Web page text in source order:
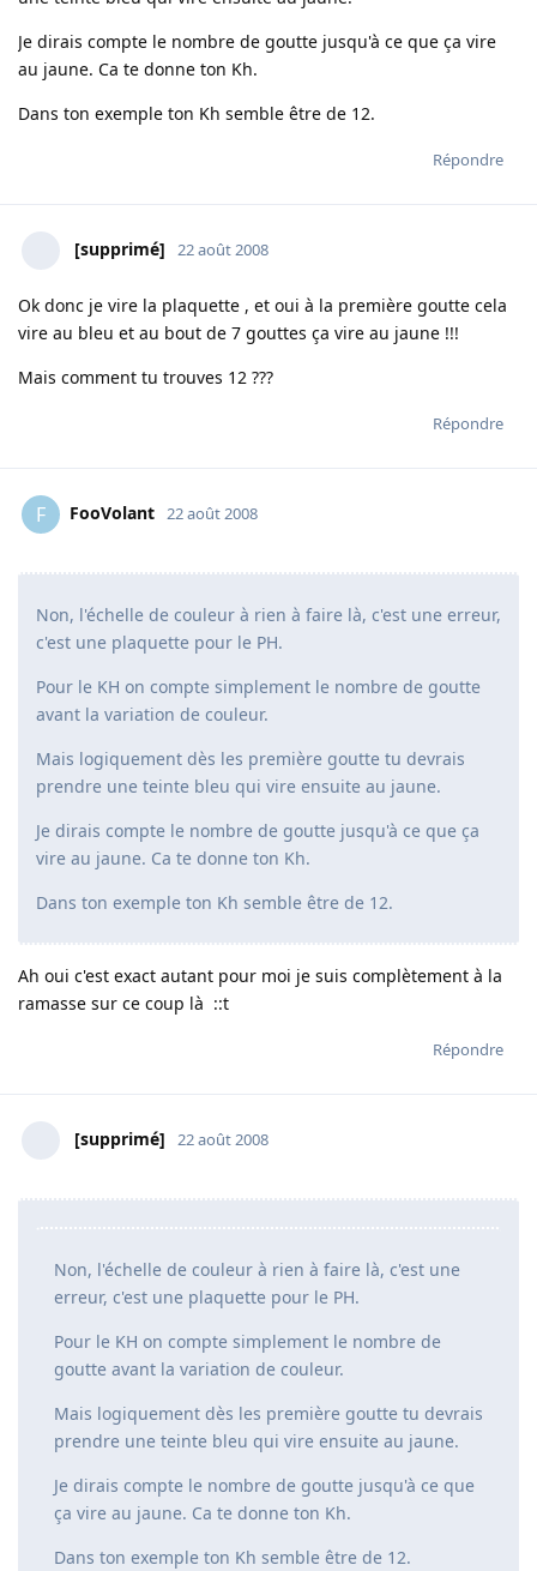
Je dirais compte le nombre de goutte jusqu'à ce que ça vire
au jaune. Ca te donne ton Kh.
Dans ton exemple ton Kh semble être de 12.
Répondre
[supprimé] 22 août 2008
Ok donc je vire la plaquette , et oui à la première goutte cela
vire au bleu et au bout de 7 gouttes ça vire au jaune !!!
Mais comment tu trouves 12 ???
Répondre
F FooVolant 22 août 2008
Non, l'échelle de couleur à rien à faire là, c'est une erreur,
c'est une plaquette pour le PH.
Pour le KH on compte simplement le nombre de goutte
avant la variation de couleur.
Mais logiquement dès les première goutte tu devrais
prendre une teinte bleu qui vire ensuite au jaune.
Je dirais compte le nombre de goutte jusqu'à ce que ça
vire au jaune. Ca te donne ton Kh.
Dans ton exemple ton Kh semble être de 12.
Ah oui c'est exact autant pour moi je suis complètement à la
ramasse sur ce coup là ::t
Répondre
[supprimé] 22 août 2008
Non, l'échelle de couleur à rien à faire là, c'est une
erreur, c'est une plaquette pour le PH.
Pour le KH on compte simplement le nombre de
goutte avant la variation de couleur.
Mais logiquement dès les première goutte tu devrais
prendre une teinte bleu qui vire ensuite au jaune.
Je dirais compte le nombre de goutte jusqu'à ce que
ça vire au jaune. Ca te donne ton Kh.
Dans ton exemple ton Kh semble être de 12.